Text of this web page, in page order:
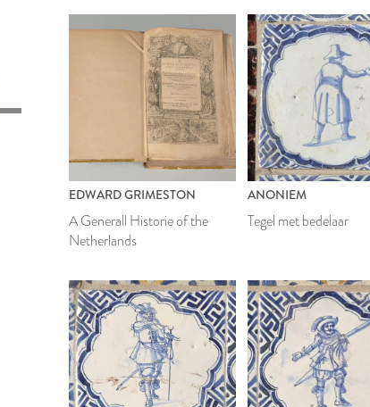
EDWARD GRIMESTON
A Generall Historie of the
Netherlands
ANONIEM
Tegel met bedelaar